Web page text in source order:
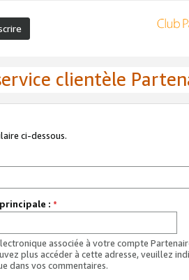
clientèle
ci-dessous.
: *
associée à votre compte
plus accéder à cette adresse, veuillez
dans vos commentaires.